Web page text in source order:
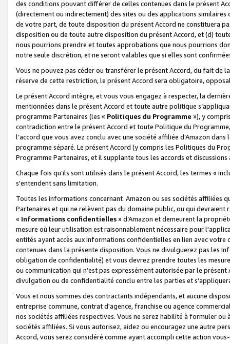
des conditions pouvant différer de celles contenues dans le présent
(directement ou indirectement) des sites ou des applications
de votre part, de toute disposition du présent Accord ne constituera
disposition ou de toute autre disposition du présent Accord, et (d)
nous pourrions prendre et toutes approbations que nous pourrions
notre seule discrétion, et ne seront valables que si elles sont
Vous ne pouvez pas céder ou transférer le présent Accord, du fait de
réserve de cette restriction, le présent Accord sera obligatoire,
Le présent Accord intègre, et vous vous engagez à respecter, la
mentionnées dans le présent Accord et toute autre politique
programme Partenaires (les « Politiques du Programme »), y
contradiction entre le présent Accord et toute Politique du
l’accord que vous avez conclu avec une société affiliée d’Amazon
programme séparé. Le présent Accord (y compris les Politiques du
Programme Partenaires, et il supplante tous les accords et discussions
Chaque fois qu’ils sont utilisés dans le présent Accord, les termes «
s'entendent sans limitation.
Toutes les informations concernant Amazon ou ses sociétés affiliées
Partenaires et qui ne relèvent pas du domaine public, ou qui
« Informations confidentielles» d’Amazon et demeurent la
mesure où leur utilisation est raisonnablement nécessaire pour
entités ayant accès aux Informations confidentielles en lien avec
contenues dans la présente disposition. Vous ne divulguerez pas les
obligation de confidentialité) et vous devrez prendre toutes les
ou communication qui n’est pas expressément autorisée par le
divulgation ou de confidentialité conclu entre les parties et
Vous et nous sommes des contractants indépendants, et aucune
entreprise commune, contrat d'agence, franchise ou agence
nos sociétés affiliées respectives. Vous ne serez habilité à formuler
sociétés affiliées. Si vous autorisez, aidez ou encouragez une autre
Accord, vous serez considéré comme ayant accompli cette action